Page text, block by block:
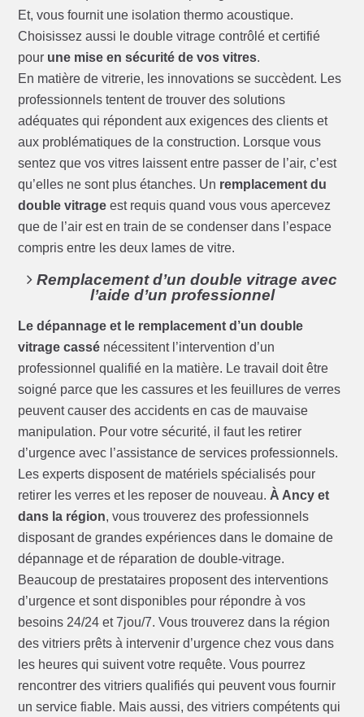
Et, vous fournit une isolation thermo acoustique.
Choisissez aussi le double vitrage contrôlé et certifié
pour une mise en sécurité de vos vitres.
En matière de vitrerie, les innovations se succèdent. Les
professionnels tentent de trouver des solutions
adéquates qui répondent aux exigences des clients et
aux problématiques de la construction. Lorsque vous
sentez que vos vitres laissent entre passer de l’air, c’est
qu’elles ne sont plus étanches. Un remplacement du
double vitrage est requis quand vous vous apercevez
que de l’air est en train de se condenser dans l’espace
compris entre les deux lames de vitre.
Remplacement d’un double vitrage avec
l’aide d’un professionnel
Le dépannage et le remplacement d’un double
vitrage cassé nécessitent l’intervention d’un
professionnel qualifié en la matière. Le travail doit être
soigné parce que les cassures et les feuillures de verres
peuvent causer des accidents en cas de mauvaise
manipulation. Pour votre sécurité, il faut les retirer
d’urgence avec l’assistance de services professionnels.
Les experts disposent de matériels spécialisés pour
retirer les verres et les reposer de nouveau.À Ancy et
dans la région, vous trouverez des professionnels
disposant de grandes expériences dans le domaine de
dépannage et de réparation de double-vitrage.
Beaucoup de prestataires proposent des interventions
d’urgence et sont disponibles pour répondre à vos
besoins 24/24 et 7jou/7. Vous trouverez dans la région
des vitriers prêts à intervenir d’urgence chez vous dans
les heures qui suivent votre requête. Vous pourrez
rencontrer des vitriers qualifiés qui peuvent vous fournir
un service fiable. Mais aussi, des vitriers compétents qui